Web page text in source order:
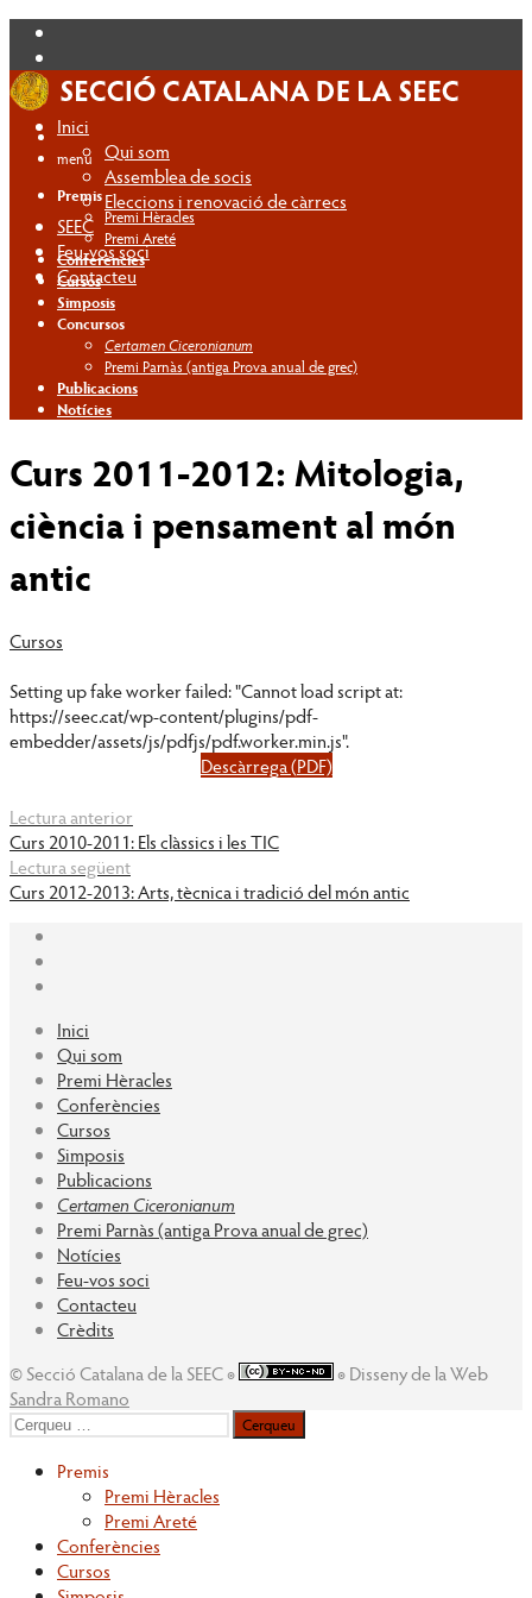
Inici
Qui som
Assemblea de socis
Eleccions i renovació de càrrecs
SEEC
Feu-vos soci
Contacteu
menú
Premis
Premi Hèracles
Premi Areté
Conferències
Cursos
Simposis
Concursos
Certamen Ciceronianum
Premi Parnàs (antiga Prova anual de grec)
Publicacions
Notícies
Curs 2011-2012: Mitologia,
ciència i pensament al món
antic
Cursos
Setting up fake worker failed: "Cannot load script at:
https://seec.cat/wp-content/plugins/pdf-
embedder/assets/js/pdfjs/pdf.worker.min.js".
Descàrrega (PDF)
Lectura anterior
Curs 2010-2011: Els clàssics i les TIC
Lectura següent
Curs 2012-2013: Arts, tècnica i tradició del món antic
Inici
Qui som
Premi Hèracles
Conferències
Cursos
Simposis
Publicacions
Certamen Ciceronianum
Premi Parnàs (antiga Prova anual de grec)
Notícies
Feu-vos soci
Contacteu
Crèdits
© Secció Catalana de la SEEC ◉
◉ Disseny de la Web
Sandra Romano
Cerqueu
Premis
Premi Hèracles
Premi Areté
Conferències
Cursos